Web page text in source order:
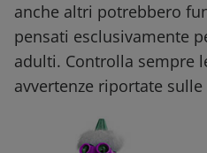
anche altri potrebbero
pensati esclusivamente
adulti. Controlla sempre
avvertenze riportate